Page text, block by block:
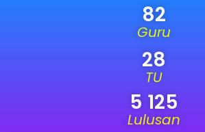
Guru
82
TU
28
Lulusan
5 125